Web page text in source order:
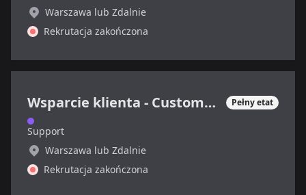
Warszawa lub Zdalnie
Rekrutacja zakończona
Wsparcie klienta - Customer Support Specialist Pełny etat
Support
Warszawa lub Zdalnie
Rekrutacja zakończona